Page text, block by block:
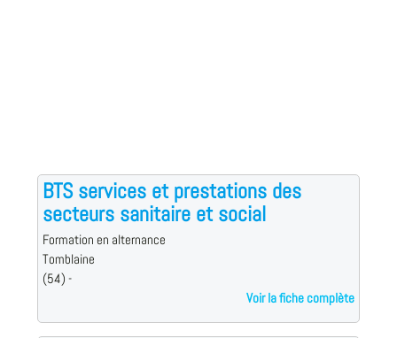
BTS services et prestations des
secteurs sanitaire et social
Formation en alternance
Tomblaine
(54) -
Voir la fiche complète